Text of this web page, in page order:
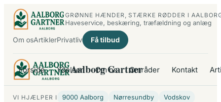
Spring
indhold
GRØNNE HÆNDER, STÆRKE RØDDER I
Haveservice, beskæring, træfældning og anlæg
Om osArtiklerPrivatliv Få tilbud
Aalborg Gartner
Forside Ydelser Om os Områder Kontakt
VI HJÆLPER I 9000 Aalborg Nørresundby
Vodskov